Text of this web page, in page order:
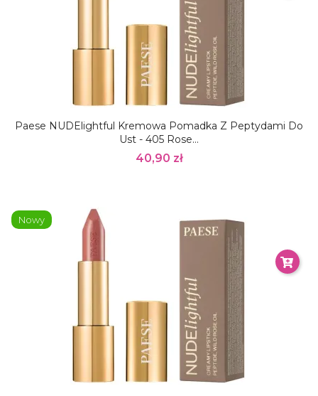
Paese NUDElightful Kremowa Pomadka Z Peptydami Do
Ust - 405 Rose...
40,90 zł
Nowy